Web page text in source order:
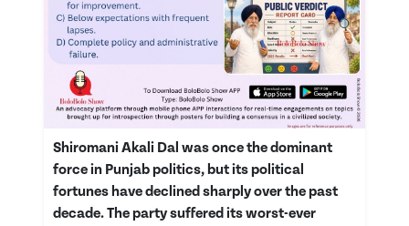
Shiromani Akali Dal was once the dominant
force in Punjab politics, but its political
fortunes have declined sharply over the past
decade. The party suffered its worst-ever